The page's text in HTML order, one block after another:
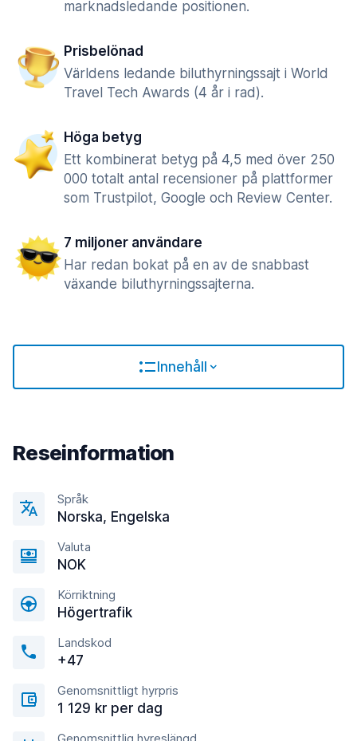
marknadsledande positionen.
Prisbelönad
Världens ledande biluthyrningssajt i World
Travel Tech Awards (4 år i rad).
Höga betyg
Ett kombinerat betyg på 4,5 med över 250
000 totalt antal recensioner på plattformer
som Trustpilot, Google och Review Center.
7 miljoner användare
Har redan bokat på en av de snabbast
växande biluthyrningssajterna.
Innehåll
Reseinformation
Språk
Norska, Engelska
Valuta
NOK
Körriktning
Högertrafik
Landskod
+47
Genomsnittligt hyrpris
1 129 kr per dag